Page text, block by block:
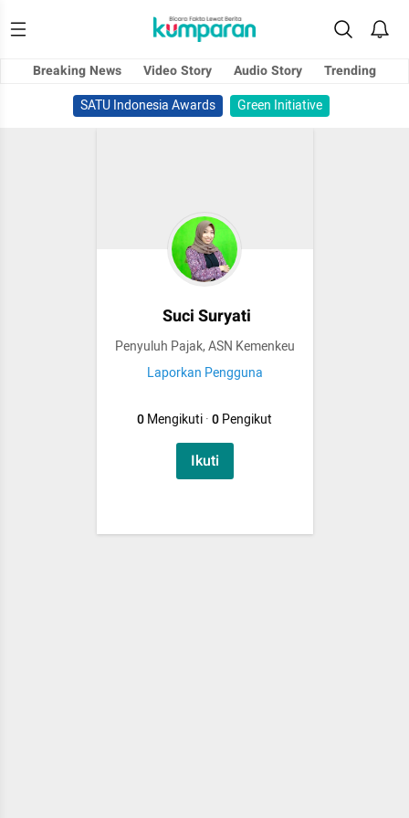
Breaking News Video Story Audio Story
Trending
SATU Indonesia Awards
Green Initiative
Suci Suryati
Penyuluh Pajak, ASN Kemenkeu
Laporkan Pengguna
0Mengikuti·0Pengikut
Ikuti